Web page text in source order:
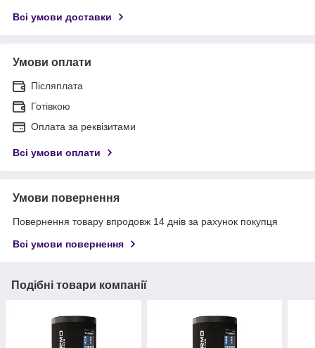
Всі умови доставки
Умови оплати
Післяплата
Готівкою
Оплата за реквізитами
Всі умови оплати
Умови повернення
Повернення товару впродовж 14 днів за рахунок покупця
Всі умови повернення
Подібні товари компанії